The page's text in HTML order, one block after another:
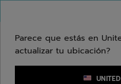
Ingresar una palabra clave
Parece que estás en
actualizar tu ubicación?